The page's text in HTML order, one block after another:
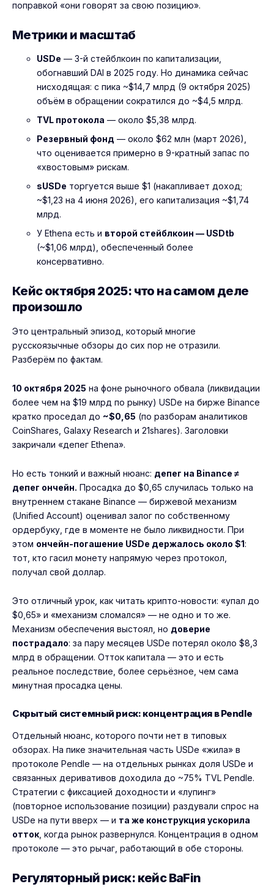
поправкой «они говорят за свою позицию».
Метрики и масштаб
USDe — 3-й стейблкоин по капитализации,
обогнавший DAI в 2025 году. Но динамика сейчас
нисходящая: с пика ~$14,7 млрд (9 октября 2025)
объём в обращении сократился до ~$4,5 млрд.
TVL протокола — около $5,38 млрд.
Резервный фонд — около $62 млн (март 2026),
что оценивается примерно в 9-кратный запас по
«хвостовым» рискам.
sUSDe торгуется выше $1 (накапливает доход;
~$1,23 на 4 июня 2026), его капитализация ~$1,74
млрд.
У Ethena есть и второй стейблкоин — USDtb
(~$1,06 млрд), обеспеченный более
консервативно.
Кейс октября 2025: что на самом деле
произошло
Это центральный эпизод, который многие
русскоязычные обзоры до сих пор не отразили.
Разберём по фактам.
10 октября 2025 на фоне рыночного обвала (ликвидации
более чем на $19 млрд по рынку) USDe на бирже Binance
кратко проседал до ~$0,65 (по разборам аналитиков
CoinShares, Galaxy Research и 21shares). Заголовки
закричали «депег Ethena».
Но есть тонкий и важный нюанс: депег на Binance ≠
депег ончейн. Просадка до $0,65 случилась только на
внутреннем стакане Binance — биржевой механизм
(Unified Account) оценивал залог по собственному
ордербуку, где в моменте не было ликвидности. При
этом ончейн-погашение USDe держалось около $1:
тот, кто гасил монету напрямую через протокол,
получал свой доллар.
Это отличный урок, как читать крипто-новости: «упал до
$0,65» и «механизм сломался» — не одно и то же.
Механизм обеспечения выстоял, но доверие
пострадало: за пару месяцев USDe потерял около $8,3
млрд в обращении. Отток капитала — это и есть
реальное последствие, более серьёзное, чем сама
минутная просадка цены.
Скрытый системный риск: концентрация в Pendle
Отдельный нюанс, которого почти нет в типовых
обзорах. На пике значительная часть USDe «жила» в
протоколе Pendle — на отдельных рынках доля USDe и
связанных деривативов доходила до ~75% TVL Pendle.
Стратегии с фиксацией доходности и «лупинг»
(повторное использование позиции) раздували спрос на
USDe на пути вверх — и та же конструкция ускорила
отток , когда рынок развернулся. Концентрация в одном
протоколе — это рычаг, работающий в обе стороны.
Регуляторный риск: кейс BaFin